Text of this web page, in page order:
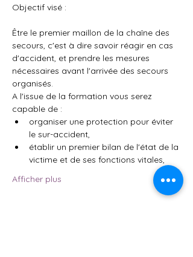
Objectif visé :
Être le premier maillon de la chaîne des
secours, c'est à dire savoir réagir en cas
d'accident, et prendre les mesures
nécessaires avant l'arrivée des secours
organisés.
A l'issue de la formation vous serez
capable de :
organiser une protection pour éviter
le sur-accident,
établir un premier bilan de l'état de la
victime et de ses fonctions vitales,
Afficher plus